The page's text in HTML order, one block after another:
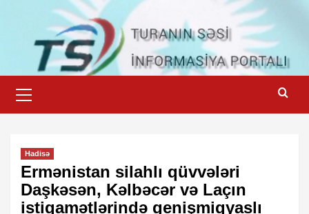
content
Menu
Hadisə
Ermənistan silahlı qüvvələri
Daşkəsən, Kəlbəcər və Laçın
istiqamətlərində genişmiqyaslı